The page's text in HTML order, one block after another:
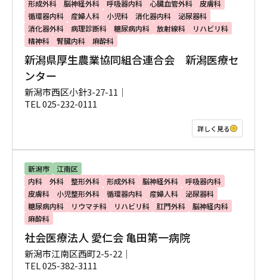
形成外科
脳神経外科 呼吸器内科 心臓血管外科
皮膚科
循環器内科
産婦人科 小児科 消化器内科
泌尿器科
消化器外科
病理診断科 糖尿病内科 放射線科
リハビリ科
精神科
腎臓内科 麻酔科
新潟県厚生農業協同組合連合会 新潟医療セ
ンター
新潟市西区小針3-27-11｜
TEL 025-232-0111
詳しく見る
新潟市
江南区
内科
外科 整形外科 形成外科 脳神経外科
呼吸器内科
皮膚科
小児整形外科 循環器内科 産婦人科
泌尿器科
糖尿病内科
リウマチ科 リハビリ科 肛門外科
脳神経内科
麻酔科
社会医療法人 愛仁会 亀田第一病院
新潟市江南区西町2-5-22｜
TEL 025-382-3111